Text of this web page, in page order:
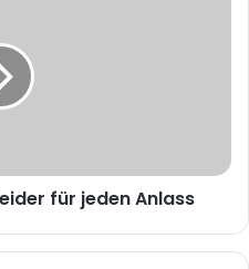
für jeden Anlass